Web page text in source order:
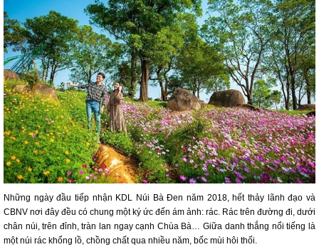
Những ngày đầu tiếp nhận KDL Núi Bà Đen năm 2018, hết thảy lãnh đạo và
CBNV nơi đây đều có chung một ký ức đến ám ảnh: rác. Rác trên đường đi, dưới
chân núi, trên đỉnh, tràn lan ngay cạnh Chùa Bà… Giữa danh thắng nổi tiếng là
một núi rác khổng lồ, chồng chất qua nhiều năm, bốc mùi hôi thối.